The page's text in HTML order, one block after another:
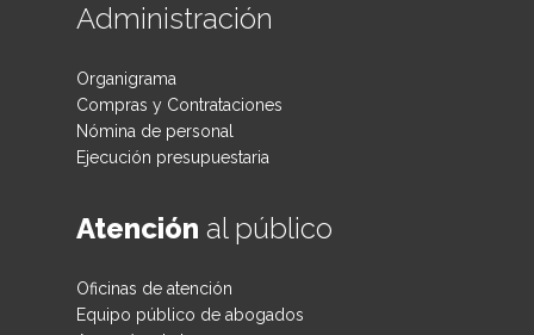
Administración
Organigrama
Compras y Contrataciones
Nómina de personal
Ejecución presupuestaria
Atención al público
Oficinas de atención
Equipo público de abogados